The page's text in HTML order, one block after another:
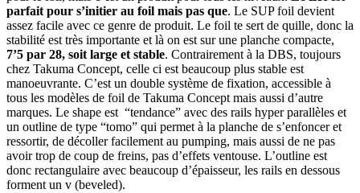
parfait pour s’initier au foil mais pas que. Le SUP foil devient
assez facile avec ce genre de produit. Le foil te sert de quille, donc la
stabilité est très importante et là on est sur une planche compacte,
7’5 par 28, soit large et stable. Contrairement à la DBS, toujours
chez Takuma Concept, celle ci est beaucoup plus stable est
manoeuvrante. C’est un double système de fixation, accessible à
tous les modèles de foil de Takuma Concept mais aussi d’autre
marques. Le shape est “tendance” avec des rails hyper parallèles et
un outline de type “tomo” qui permet à la planche de s’enfoncer et
ressortir, de décoller facilement au pumping, mais aussi de ne pas
avoir trop de coup de freins, pas d’effets ventouse. L’outline est
donc rectangulaire avec beaucoup d’épaisseur, les rails en dessous
forment un v (beveled).